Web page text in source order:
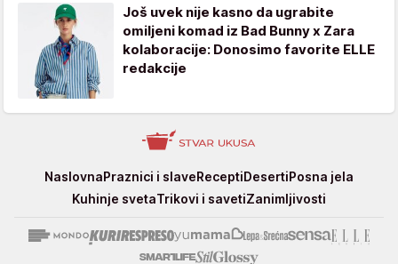
Još uvek nije kasno da ugrabite
omiljeni komad iz Bad Bunny x Zara
kolaboracije: Donosimo favorite ELLE
redakcije
StvarNaslovnaPraznici i slaveReceptiDesertiPosna jela
Kuhinje svetaTrikovi i savetiZanimljivosti